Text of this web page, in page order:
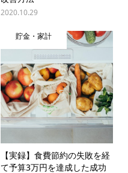
2020.10.29
貯金・家計
【実録】食費節約の失敗を経
て予算3万円を達成した成功